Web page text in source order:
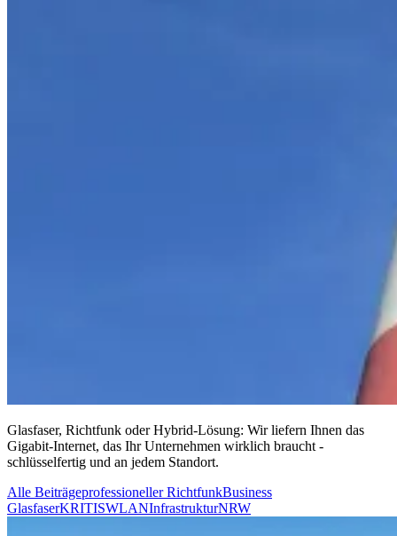
Glasfaser, Richtfunk oder Hybrid-Lösung: Wir liefern Ihnen das
Gigabit-Internet, das Ihr Unternehmen wirklich braucht -
schlüsselfertig und an jedem Standort.
Alle Beiträgeprofessioneller RichtfunkBusiness
GlasfaserKRITISWLANInfrastrukturNRW